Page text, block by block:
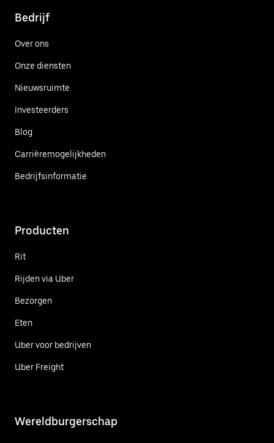
Bedrijf
Over ons
Onze diensten
Nieuwsruimte
Investeerders
Blog
Carrièremogelijkheden
Bedrijfsinformatie
Producten
Rit
Rijden via Uber
Bezorgen
Eten
Uber voor bedrijven
Uber Freight
Wereldburgerschap